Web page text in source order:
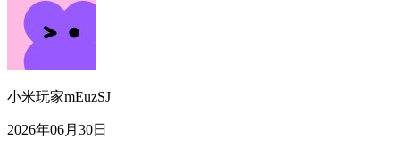
小米玩家mEuzSJ
2026年06月30日